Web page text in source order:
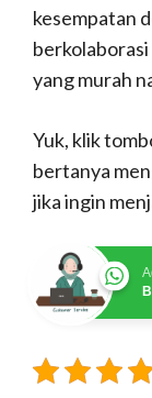
kesempatan
yang murah
Yuk, klik
bertanya
jika ingin